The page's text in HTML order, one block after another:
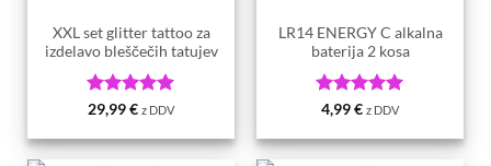
XXL set glitter tattoo za
izdelavo bleščečih tatujev
Ocenjeno5
29,99€ z DDV
LR14 ENERGY C alkalna
baterija 2 kosa
Ocenjeno5
4,99€ z DDV